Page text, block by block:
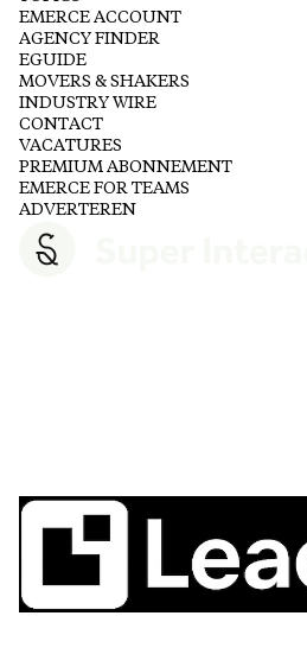
EMERCE ACCOUNT
AGENCY FINDER
EGUIDE
MOVERS & SHAKERS
INDUSTRY WIRE
CONTACT
VACATURES
PREMIUM ABONNEMENT
EMERCE FOR TEAMS
ADVERTEREN